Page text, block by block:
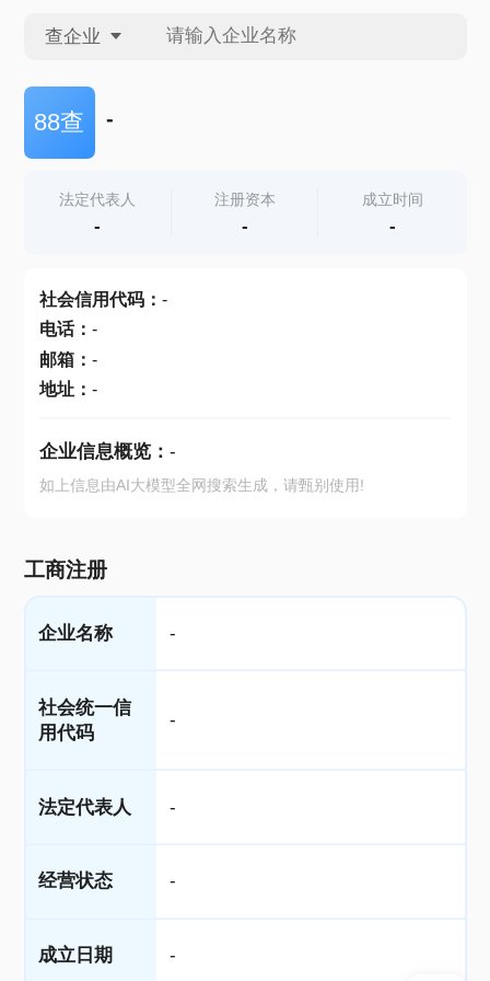
查企业
查企业
查产地
88查 -
法定代表人
-
注册资本
-
成立时间
-
社会信用代码： -
电话： -
邮箱： -
地址： -
企业信息概览： -
如上信息由AI大模型全网搜索生成，请甄别使用!
工商注册
企业名称 -
社会统一信
用代码
-
法定代表人 -
经营状态 -
成立日期 -